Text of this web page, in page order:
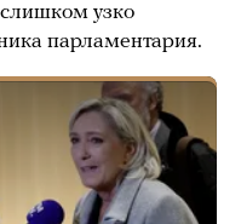
узко
парламентария.